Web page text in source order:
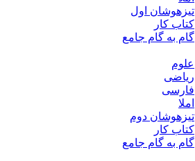
تیزهوشان اول
کتاب کار
گام به گام جامع
علوم
ریاضی
فارسی
املا
تیزهوشان دوم
کتاب کار
گام به گام جامع